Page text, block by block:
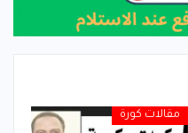
مقالات كورة